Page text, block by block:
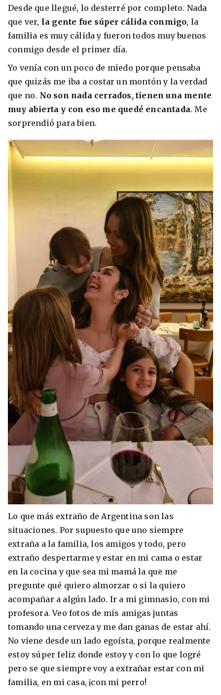
Desde que llegué, lo desterré por completo. Nada
que ver, la gente fue súper cálida conmigo, la
familia es muy cálida y fueron todos muy buenos
conmigo desde el primer día.
Yo venía con un poco de miedo porque pensaba
que quizás me iba a costar un montón y la verdad
que no. No son nada cerrados, tienen una mente
muy abierta y con eso me quedé encantada. Me
sorprendió para bien.
Lo que más extraño de Argentina son las
situaciones. Por supuesto que uno siempre
extraña a la familia, los amigos y todo, pero
extraño despertarme y estar en mi cama o estar
en la cocina y que sea mi mamá la que me
pregunte qué quiero almorzar o si la quiero
acompañar a algún lado. Ir a mi gimnasio, con mi
profesora. Veo fotos de mis amigas juntas
tomando una cerveza y me dan ganas de estar ahí.
No viene desde un lado egoísta, porque realmente
estoy súper feliz donde estoy y con lo que logré
pero se que siempre voy a extrañar estar con mi
familia, en mi casa, ¡con mi perro!